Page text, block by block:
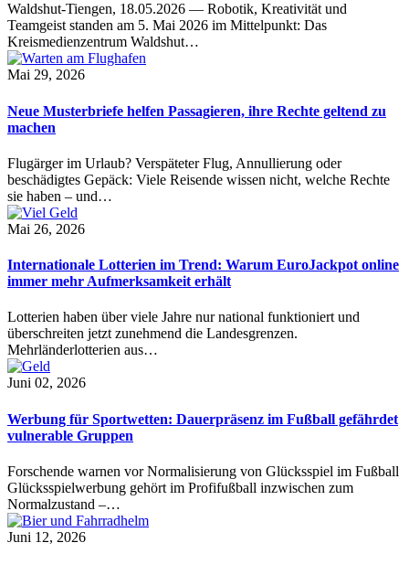
Waldshut-Tiengen, 18.05.2026 — Robotik, Kreativität und
Teamgeist standen am 5. Mai 2026 im Mittelpunkt: Das
Kreismedienzentrum Waldshut…
Mai 29, 2026
Neue Musterbriefe helfen Passagieren, ihre Rechte geltend zu
machen
Flugärger im Urlaub? Verspäteter Flug, Annullierung oder
beschädigtes Gepäck: Viele Reisende wissen nicht, welche Rechte
sie haben – und…
Mai 26, 2026
Internationale Lotterien im Trend: Warum EuroJackpot online
immer mehr Aufmerksamkeit erhält
Lotterien haben über viele Jahre nur national funktioniert und
überschreiten jetzt zunehmend die Landesgrenzen.
Mehrländerlotterien aus…
Juni 02, 2026
Werbung für Sportwetten: Dauerpräsenz im Fußball gefährdet
vulnerable Gruppen
Forschende warnen vor Normalisierung von Glücksspiel im Fußball
Glücksspielwerbung gehört im Profifußball inzwischen zum
Normalzustand –…
Juni 12, 2026